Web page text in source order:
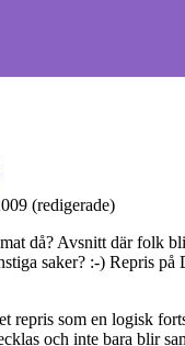
(redigerade)
då? Avsnitt där folk
saker? :-) Repris på
repris som en logisk
och inte bara blir